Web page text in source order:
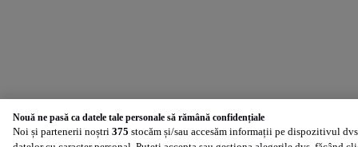
Nouă ne pasă ca datele tale personale să rămână confidențiale
Noi și partenerii noștri 375 stocăm și/sau accesăm informații pe dispozitivul